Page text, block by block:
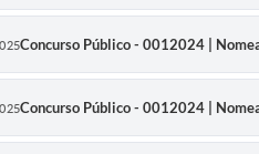
Concurso Público - 0012024 |
Concurso Público - 0012024 |